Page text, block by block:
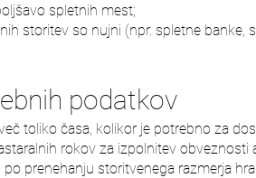
spletnih mest;
storitev so nujni (npr. spletne banke,
podatkov
toliko časa, kolikor je potrebno za
rokov za izpolnitev obveznosti
prenehanju storitvenega razmerja